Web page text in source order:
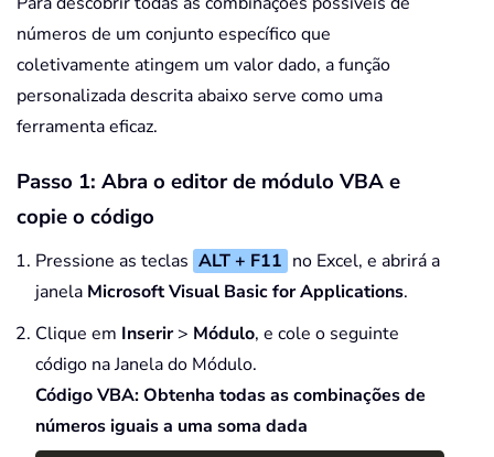
números de um conjunto específico que
coletivamente atingem um valor dado, a função
personalizada descrita abaixo serve como uma
ferramenta eficaz.
Passo 1: Abra o editor de módulo VBA e
copie o código
Pressione as teclas ALT + F11 no Excel, e abrirá a
janela Microsoft Visual Basic for Applications.
Clique em Inserir> Módulo, e cole o seguinte
código na Janela do Módulo.
Código VBA: Obtenha todas as combinações de
números iguais a uma soma dada